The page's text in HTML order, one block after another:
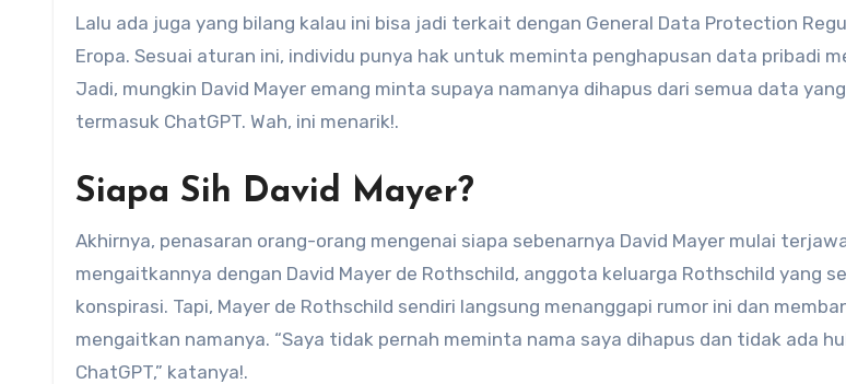
Lalu ada juga yang bilang kalau ini bisa jadi terkait dengan General Data Protection
Eropa. Sesuai aturan ini, individu punya hak untuk meminta penghapusan data pribadi
Jadi, mungkin David Mayer emang minta supaya namanya dihapus dari semua data
termasuk ChatGPT. Wah, ini menarik!.
Siapa Sih David Mayer?
Akhirnya, penasaran orang-orang mengenai siapa sebenarnya David Mayer mulai
mengaitkannya dengan David Mayer de Rothschild, anggota keluarga Rothschild yang
konspirasi. Tapi, Mayer de Rothschild sendiri langsung menanggapi rumor ini dan
mengaitkan namanya. “Saya tidak pernah meminta nama saya dihapus dan tidak ada
ChatGPT,” katanya!.